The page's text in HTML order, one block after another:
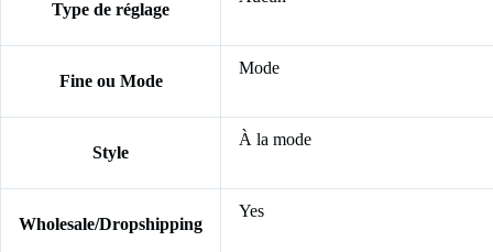
Type de réglage
Fine ou Mode
Mode
Style
À la mode
Wholesale/Dropshipping
Yes